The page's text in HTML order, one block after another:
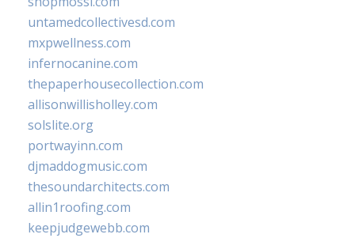
untamedcollectivesd.com
mxpwellness.com
infernocanine.com
thepaperhousecollection.com
allisonwillisholley.com
solslite.org
portwayinn.com
djmaddogmusic.com
thesoundarchitects.com
allin1roofing.com
keepjudgewebb.com